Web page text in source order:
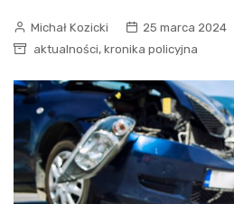
Michał Kozicki
25 marca 2024
aktualności, kronika policyjna